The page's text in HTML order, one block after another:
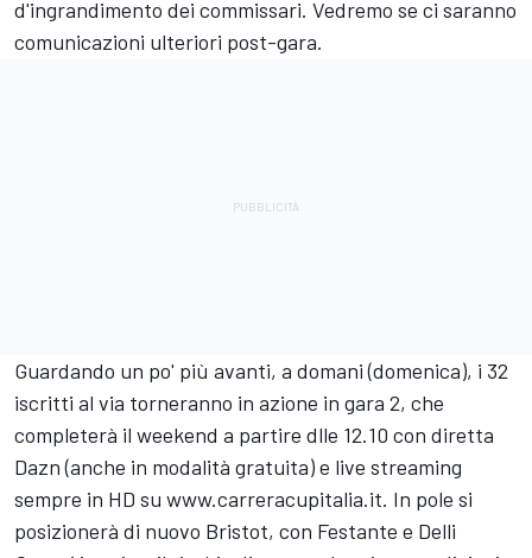
d'ingrandimento dei commissari. Vedremo se ci saranno
comunicazioni ulteriori post-gara.
Guardando un po' più avanti, a domani (domenica), i 32
iscritti al via torneranno in azione in gara 2, che
completerà il weekend a partire dlle 12.10 con diretta
Dazn (anche in modalità gratuita) e live streaming
sempre in HD su www.carreracupitalia.it. In pole si
posizionerà di nuovo Bristot, con Festante e Delli